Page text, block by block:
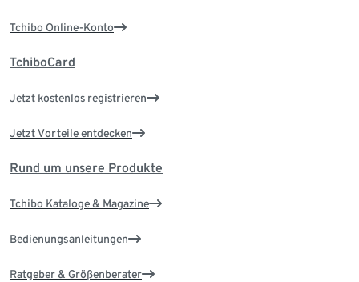
Tchibo Online-Konto
TchiboCard
Jetzt kostenlos registrieren
Jetzt Vorteile entdecken
Rund um unsere Produkte
Tchibo Kataloge & Magazine
Bedienungsanleitungen
Ratgeber & Größenberater